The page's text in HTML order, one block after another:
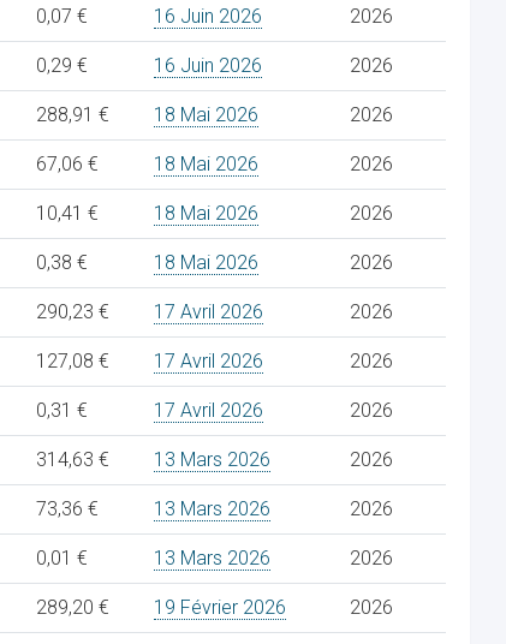
0,07 € 16 Juin 2026 2026
0,29 € 16 Juin 2026 2026
288,91 € 18 Mai 2026 2026
67,06 € 18 Mai 2026 2026
10,41 € 18 Mai 2026 2026
0,38 € 18 Mai 2026 2026
290,23 € 17 Avril 2026 2026
127,08 € 17 Avril 2026 2026
0,31 € 17 Avril 2026 2026
314,63 € 13 Mars 2026 2026
73,36 € 13 Mars 2026 2026
0,01 € 13 Mars 2026 2026
289,20 € 19 Février 2026 2026